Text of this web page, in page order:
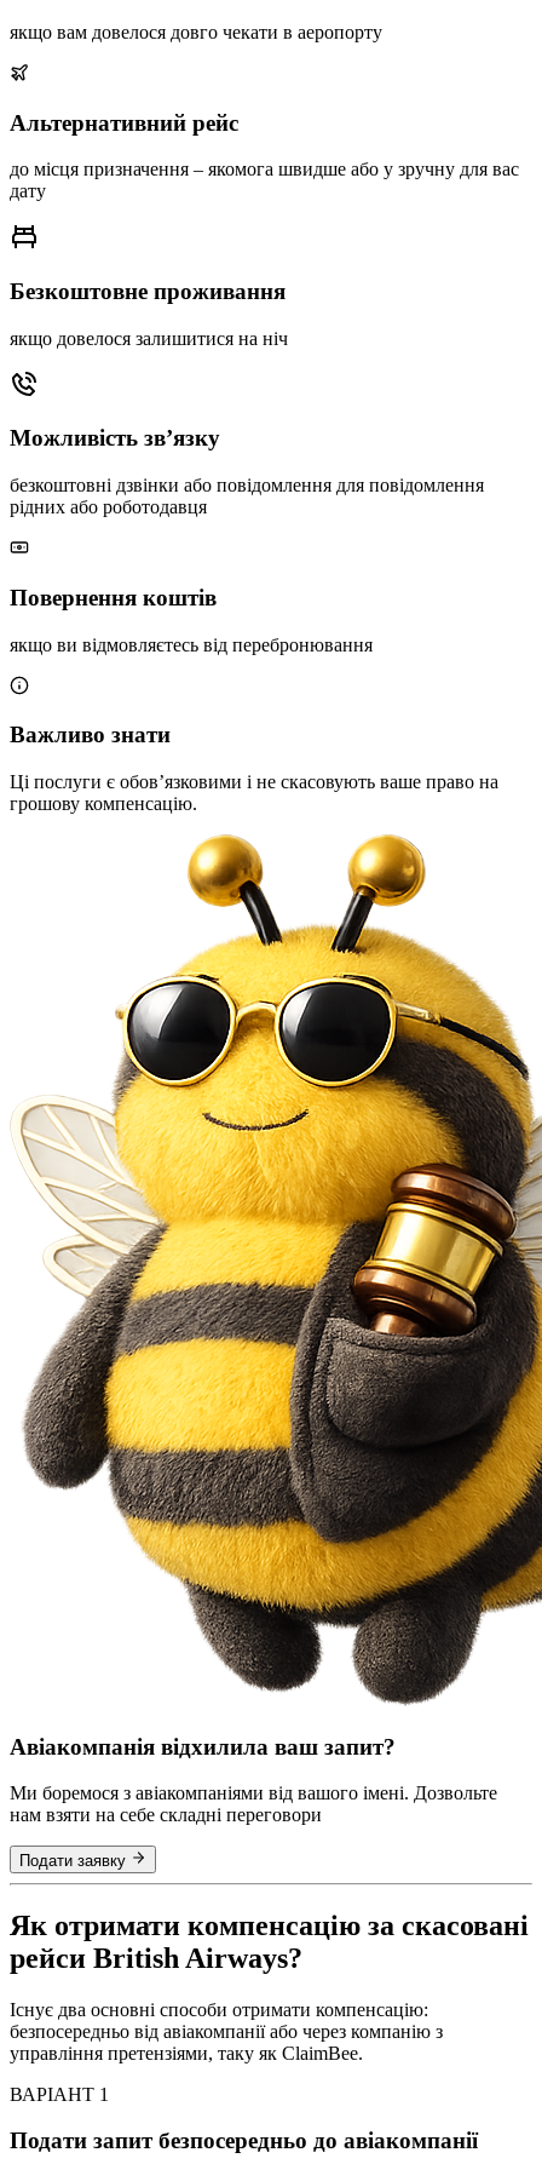
якщо вам довелося довго чекати в аеропорту
Альтернативний рейс
до місця призначення – якомога швидше або у зручну для вас
дату
Безкоштовне проживання
якщо довелося залишитися на ніч
Можливість зв’язку
безкоштовні дзвінки або повідомлення для повідомлення
рідних або роботодавця
Повернення коштів
якщо ви відмовляєтесь від перебронювання
Важливо знати
Ці послуги є обов’язковими і не скасовують ваше право на
грошову компенсацію.
Авіакомпанія відхилила ваш запит?
Ми боремося з авіакомпаніями від вашого імені. Дозвольте
нам взяти на себе складні переговори
Подати заявку
Як отримати компенсацію за скасовані
рейси British Airways?
Існує два основні способи отримати компенсацію:
безпосередньо від авіакомпанії або через компанію з
управління претензіями, таку як ClaimBee.
ВАРІАНТ 1
Подати запит безпосередньо до авіакомпанії